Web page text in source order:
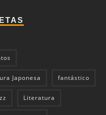
Japonesa fantástico
Literatura